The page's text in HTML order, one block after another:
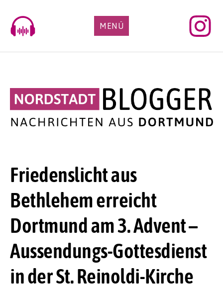
content
MENÜ
Friedenslicht aus
Bethlehem erreicht
Dortmund am 3. Advent –
Aussendungs-Gottesdienst
in der St. Reinoldi-Kirche